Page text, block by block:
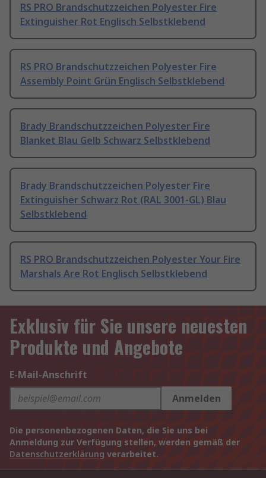
RS PRO Brandschutzzeichen Polyester Fire
Extinguisher Rot Englisch Selbstklebend
RS PRO Brandschutzzeichen Polyester Fire
Assembly Point Grün Englisch Selbstklebend
Brady Brandschutzzeichen Polyester Fire
Blanket Blau Gelb Schwarz Selbstklebend
Brady Brandschutzzeichen Polyester Fire
Extinguisher Schwarz Rot (RAL 3001-GL) Blau
Selbstklebend
RS PRO Brandschutzzeichen Polyester Your Fire
Marshals Are Rot Englisch Selbstklebend
Exklusiv für Sie unsere neuesten
Produkte und Angebote
E-Mail-Anschrift
Anmelden
Die personenbezogenen Daten, die Sie uns bei
Anmeldung zur Verfügung stellen, werden gemäß der
Datenschutzerklärung verarbeitet.